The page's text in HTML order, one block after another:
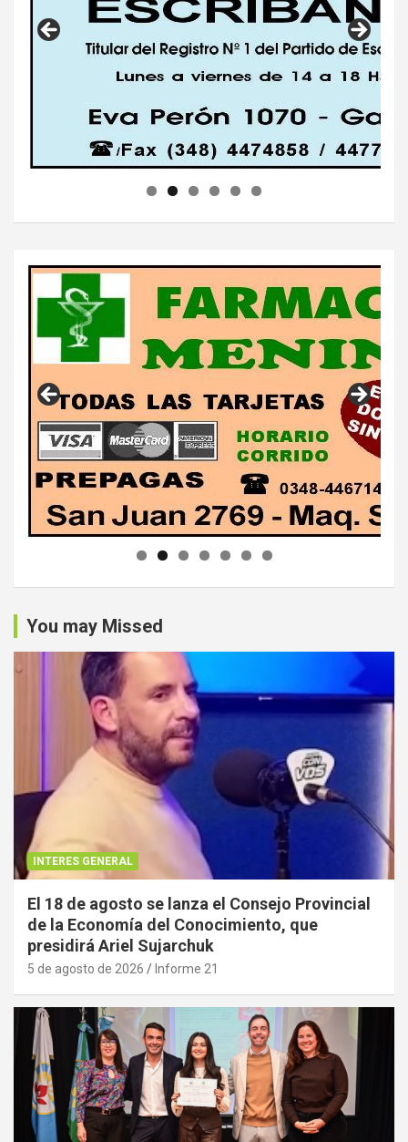
You may Missed
INTERES GENERAL
El 18 de agosto se lanza el Consejo Provincial
de la Economía del Conocimiento, que
presidirá Ariel Sujarchuk
5 de agosto de 2026 Informe 21